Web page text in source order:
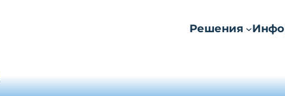
Решения